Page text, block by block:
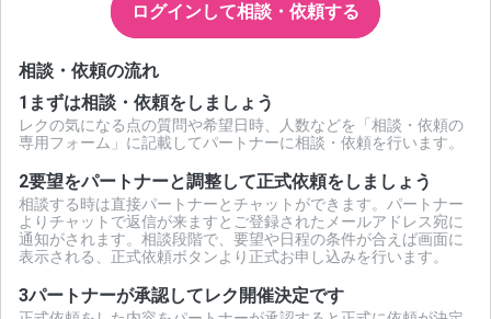
ログインして相談・依頼する
相談・依頼の流れ
1 まずは相談・依頼をしましょう
レクの気になる点の質問や希望日時、人数などを「相談・依頼の
専用フォーム」に記載してパートナーに相談・依頼を行います。
2要望をパートナーと調整して正式依頼をしましょう
相談する時は直接パートナーとチャットができます。パートナー
よりチャットで返信が来ますとご登録されたメールアドレス宛に
通知がされます。相談段階で、要望や日程の条件が合えば画面に
表示される、正式依頼ボタンより正式お申し込みを行います。
3パートナーが承認してレク開催決定です